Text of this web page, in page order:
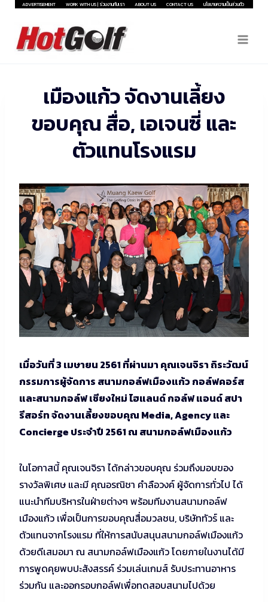
Skip
content
ADVERTISEMENT WORK WITH US | ร่วมงานกับเรา ABOUT US CONTACT US นโยบายความเป็นส่วนตัว
เมืองแก้ว จัดงานเลี้ยง
ขอบคุณ สื่อ, เอเจนซี่ และ
ตัวแทนโรงแรม
เมื่อวันที่ 3 เมษายน 2561 ที่ผ่านมา คุณเจนจิรา ถิระวัฒน์
กรรมการผู้จัดการ สนามกอล์ฟเมืองแก้ว กอล์ฟคอร์ส
และสนามกอล์ฟ เชียงใหม่ ไฮแลนด์ กอล์ฟ แอนด์ สปา
รีสอร์ท จัดงานเลี้ยงขอบคุณ Media, Agency และ
Concierge ประจำปี 2561 ณ สนามกอล์ฟเมืองแก้ว
ในโอกาสนี้ คุณเจนจิรา ได้กล่าวขอบคุณ ร่วมถึงมอบของ
รางวัลพิเศษ และมี คุณอรณิชา คำลือวงค์ ผู้จัดการทั่วไป ได้
แนะนำทีมบริหารในฝ่ายต่างๆ พร้อมทีมงานสนามกอล์ฟ
เมืองแก้ว เพื่อเป็นการขอบคุณสื่อมวลชน, บริษัททัวร์ และ
ตัวแทนจากโรงแรม ที่ให้การสนับสนุนสนามกอล์ฟเมืองแก้ว
ด้วยดีเสมอมา ณ สนามกอล์ฟเมืองแก้ว โดยภายในงานได้มี
การพูดคุยพบปะสังสรรค์ ร่วมเล่นเกมส์ รับประทานอาหาร
ร่วมกัน และออกรอบกอล์ฟเพื่อทดสอบสนามไปด้วย